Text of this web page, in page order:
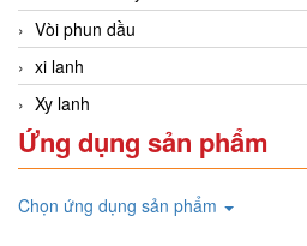
Vòi phun dầu
xi lanh
Xy lanh
Ứng dụng sản phẩm
Chọn ứng dụng sản phẩm